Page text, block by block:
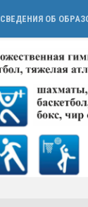
СВЕДЕНИЯ ОБ